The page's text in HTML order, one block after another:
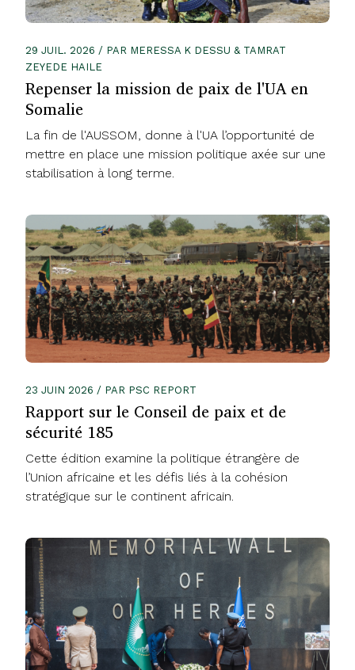
29 JUIL. 2026 / PAR MERESSA K DESSU & TAMRAT
ZEYEDE HAILE
Repenser la mission de paix de l'UA en
Somalie
La fin de l'AUSSOM, donne à l'UA l’opportunité de
mettre en place une mission politique axée sur une
stabilisation à long terme.
23 JUIN 2026 / PAR PSC REPORT
Rapport sur le Conseil de paix et de
sécurité 185
Cette édition examine la politique étrangère de
l’Union africaine et les défis liés à la cohésion
stratégique sur le continent africain.